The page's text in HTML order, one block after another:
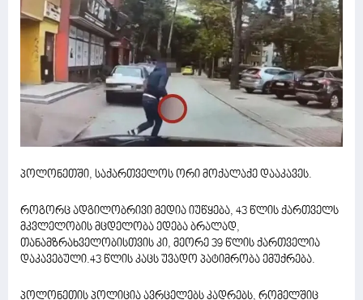
პოლონეთში, საქართველოს ორი მოქალაქე დააკავეს.
როგორც ადგილობრივი მედია იუწყება, 43 წლის ქართველს
მკვლელობის მცდელობა ედება ბრალად,
თანამზრახველობისთვის კი, მეორე 39 წლის ქართველია
დაკავებული.43 წლის კაცს უვადო პატიმრობა ემუქრება.
პოლონეთის პოლიცია ავრცელებს კადრებს, რომელშიც